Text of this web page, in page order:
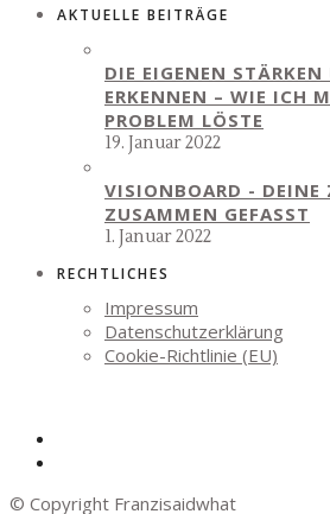
AKTUELLE BEITRÄGE
DIE EIGENEN
ERKENNEN – WIE ICH
PROBLEM LÖSTE
19. Januar 2022
VISIONBOARD - DEINE
ZUSAMMEN GEFASST
1. Januar 2022
RECHTLICHES
Impressum
Datenschutzerklärung
Cookie-Richtlinie (EU)
© Copyright Franzisaidwhat